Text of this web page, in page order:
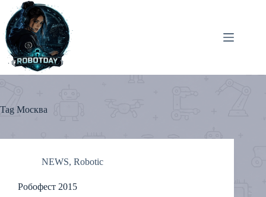
content
Tag Москва
NEWS, Robotic
Робофест 2015